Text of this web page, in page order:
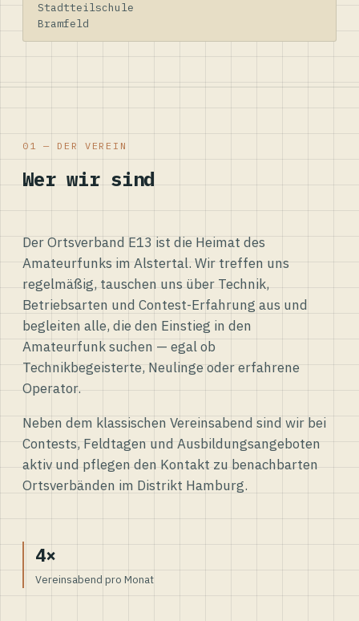
Stadtteilschule
Bramfeld
01 — DER VEREIN
Wer wir sind
Der Ortsverband E13 ist die Heimat des
Amateurfunks im Alstertal. Wir treffen uns
regelmäßig, tauschen uns über Technik,
Betriebsarten und Contest-Erfahrung aus und
begleiten alle, die den Einstieg in den
Amateurfunk suchen — egal ob
Technikbegeisterte, Neulinge oder erfahrene
Operator.
Neben dem klassischen Vereinsabend sind wir bei
Contests, Feldtagen und Ausbildungsangeboten
aktiv und pflegen den Kontakt zu benachbarten
Ortsverbänden im Distrikt Hamburg.
4×
Vereinsabend pro Monat